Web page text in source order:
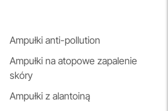
Ampułki anti-pollution
Ampułki na atopowe zapalenie
skóry
Ampułki z alantoiną